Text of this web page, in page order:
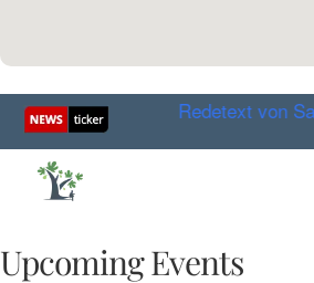
Juli 2026 Redetext von
Audio
Upcoming Events